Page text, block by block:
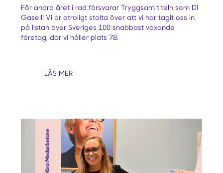
För andra året i rad försvarar Tryggsam titeln som DI
Gasell! Vi är otroligt stolta över att vi har tagit oss in
på listan över Sveriges 100 snabbast växande
företag, där vi håller plats 78.
LÄS MER